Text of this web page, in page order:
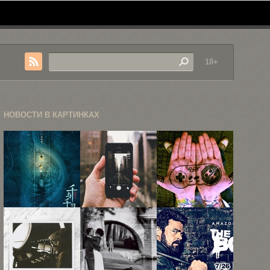
18+
НОВОСТИ В КАРТИНКАХ
С дебютом в
китайском
прокате, ...
Урбанистические
пейзажи на
экране
iPhone ...
40 крутых
татуировок
для
киноманов,
...